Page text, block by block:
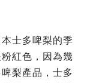
士多啤梨的季
紅色，因為幾
梨產品，士多